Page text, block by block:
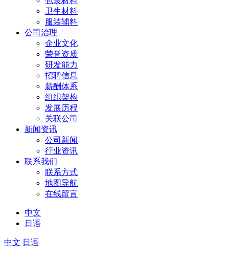
卫生材料
服装辅料
公司治理
企业文化
荣誉资质
研发能力
招聘信息
薪酬体系
组织架构
发展历程
关联公司
新闻资讯
公司新闻
行业资讯
联系我们
联系方式
地图导航
在线留言
中文
日语
中文 日语